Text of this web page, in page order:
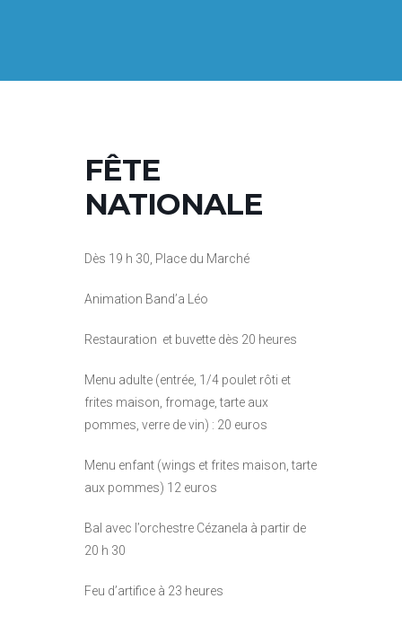
FÊTE
NATIONALE
Dès 19 h 30, Place du Marché
Animation Band’a Léo
Restauration et buvette dès 20 heures
Menu adulte (entrée, 1/4 poulet rôti et
frites maison, fromage, tarte aux
pommes, verre de vin) : 20 euros
Menu enfant (wings et frites maison, tarte
aux pommes) 12 euros
Bal avec l’orchestre Cézanela à partir de
20 h 30
Feu d’artifice à 23 heures